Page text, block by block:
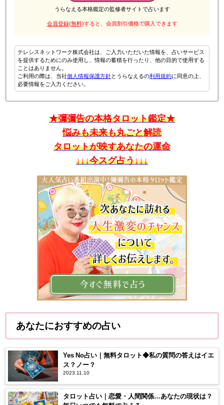
うらなえる本格鑑定の監修者サイトで占います
会員登録(無料)すると、会員割引価格で購入できます
テレシスネットワーク株式会社は、ご入力いただいた情報を、占いサービス
を提供するためにのみ使用し、情報の蓄積を行ったり、他の目的で使用する
ことはありません。
ご利用の際は、当社個人情報保護方針とうらなえるの利用規約に同意の上、
必要情報をご入力ください。
★彌彌告の本格タロット鑑定★
悩みも未来も丸ごと解読
タロットが映すあなたの運命
↓↓↓今スグ占う↓↓↓
あなたにおすすめの占い
Yes No占い｜無料タロット◆私の質問の答えはイエ
ス？ノー？
2023.11.10
タロット占い｜恋愛・人間関係…あなたの現状は？